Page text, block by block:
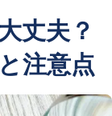
丈夫？
注意点